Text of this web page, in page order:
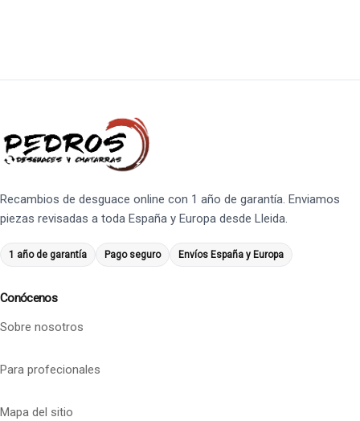
Recambios de desguace online con 1 año de garantía. Enviamos
piezas revisadas a toda España y Europa desde Lleida.
1 año de garantía Pago seguro Envíos España y Europa
Conócenos
Sobre nosotros
Para profecionales
Mapa del sitio